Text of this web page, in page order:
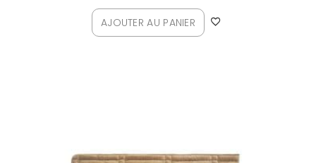
AJOUTER AU PANIER